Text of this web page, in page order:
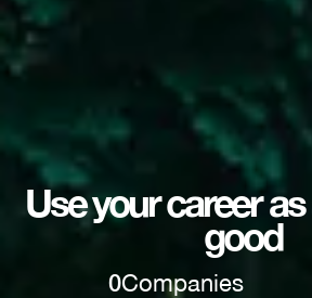
Use your career
good
0Companies